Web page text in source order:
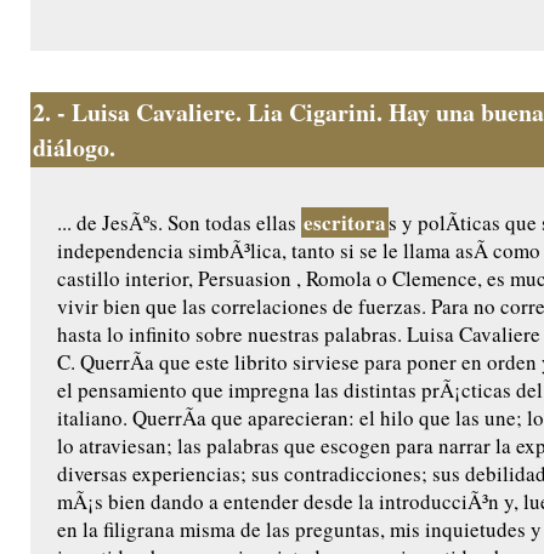
2. - Luisa Cavaliere. Lia Cigarini. Hay una
diálogo.
... de JesÃºs. Son todas ellas escritoras y polÃ­ticas que
independencia simbÃ³lica, tanto si se le llama asÃ­
castillo interior, Persuasion , Romola o Clemence, es
vivir bien que las correlaciones de fuerzas. Para no
hasta lo infinito sobre nuestras palabras. Luisa
C. QuerrÃ­a que este librito sirviese para poner en orden
el pensamiento que impregna las distintas prÃ¡cticas
italiano. QuerrÃ­a que aparecieran: el hilo que las une;
lo atraviesan; las palabras que escogen para narrar la
diversas experiencias; sus contradicciones; sus
mÃ¡s bien dando a entender desde la introducciÃ³n y,
en la filigrana misma de las preguntas, mis inquietudes